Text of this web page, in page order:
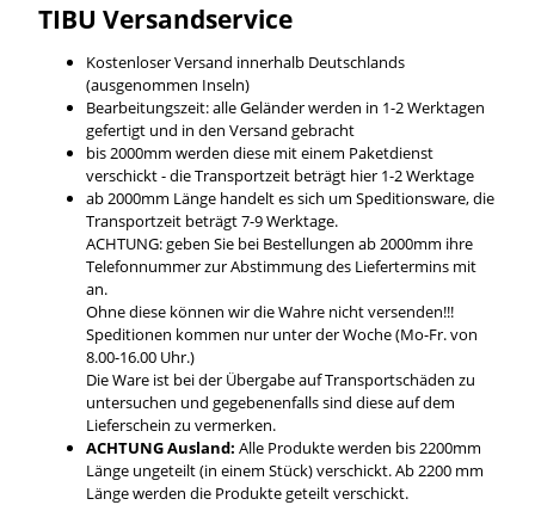
TIBU Versandservice
Kostenloser Versand innerhalb Deutschlands
(ausgenommen Inseln)
Bearbeitungszeit: alle Geländer werden in 1-2 Werktagen
gefertigt und in den Versand gebracht
bis 2000mm werden diese mit einem Paketdienst
verschickt - die Transportzeit beträgt hier 1-2 Werktage
ab 2000mm Länge handelt es sich um Speditionsware, die
Transportzeit beträgt 7-9 Werktage.
ACHTUNG: geben Sie bei Bestellungen ab 2000mm ihre
Telefonnummer zur Abstimmung des Liefertermins mit
an.
Ohne diese können wir die Wahre nicht versenden!!!
Speditionen kommen nur unter der Woche (Mo-Fr. von
8.00-16.00 Uhr.)
Die Ware ist bei der Übergabe auf Transportschäden zu
untersuchen und gegebenenfalls sind diese auf dem
Lieferschein zu vermerken.
ACHTUNG Ausland: Alle Produkte werden bis 2200mm
Länge ungeteilt (in einem Stück) verschickt. Ab 2200 mm
Länge werden die Produkte geteilt verschickt.